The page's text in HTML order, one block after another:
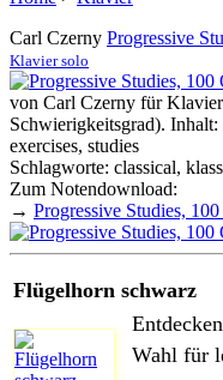
Carl Czerny Progressive
Klavier solo
von Carl Czerny für
Schwierigkeitsgrad). Inhalt:
exercises, studies
Schlagworte: classical,
Zum Notendownload:
→ Progressive Studies,
Flügelhorn schwarz
Wahl für